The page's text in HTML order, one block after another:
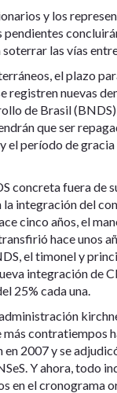
y los
las vías
el plazo
registren nuevas
de Brasil
que ser
el período de
concreta fuera de
la integración del
cinco años, el
hace unos
el timonel y
integración de
25% cada una.
más contratiempos
2007 y se
Y ahora, todo
en el cronograma